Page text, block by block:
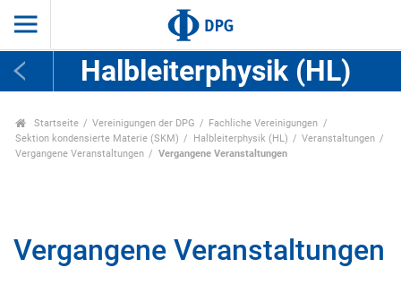
Halbleiterphysik (HL)
Startseite Vereinigungen der DPG
Fachliche Vereinigungen
Sektion kondensierte Materie (SKM)
Halbleiterphysik (HL)
Veranstaltungen
Vergangene Veranstaltungen
Vergangene Veranstaltungen
Vergangene Veranstaltungen